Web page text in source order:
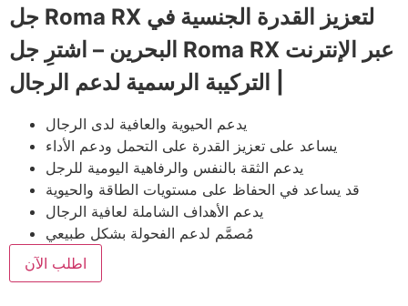
جل Roma RX لتعزيز القدرة الجنسية في
البحرين – اشترِ جل Roma RX عبر الإنترنت
| التركيبة الرسمية لدعم الرجال
يدعم الحيوية والعافية لدى الرجال
يساعد على تعزيز القدرة على التحمل ودعم الأداء
يدعم الثقة بالنفس والرفاهية اليومية للرجل
قد يساعد في الحفاظ على مستويات الطاقة والحيوية
يدعم الأهداف الشاملة لعافية الرجال
مُصمَّم لدعم الفحولة بشكل طبيعي
اطلب الآن